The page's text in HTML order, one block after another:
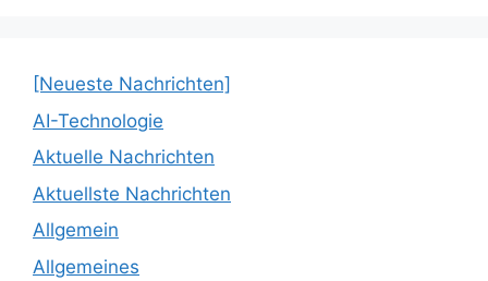
[Neueste Nachrichten]
AI-Technologie
Aktuelle Nachrichten
Aktuellste Nachrichten
Allgemein
Allgemeines